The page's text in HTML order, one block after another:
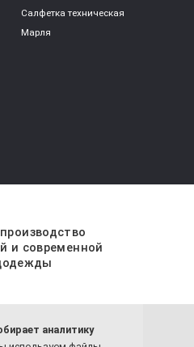
аналитику
Салфетка техническая
Марля
и современной
59-70